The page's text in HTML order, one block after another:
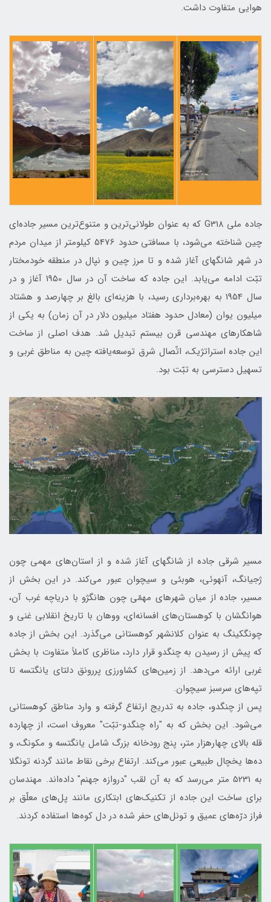
هوایی متفاوت داشت.
جاده ملی G318 که به عنوان طولانی‌ترین و متنوع‌ترین مسیر جاده‌ای
چین شناخته می‌شود، با مسافتی حدود 5476 کیلومتر از میدان مردم
در شهر شانگهای آغاز شده و تا مرز چین و نپال در منطقه خودمختار
تبّت ادامه می‌یابد. این جاده که ساخت آن در سال 1950 آغاز و در
سال 1954 به بهره‌برداری رسید، با هزینه‌ای بالغ بر چهارصد و هشتاد
میلیون یوان (معادل حدود هفتاد میلیون دلار در آن زمان) به یکی از
شاهکارهای مهندسی قرن بیستم تبدیل شد. هدف اصلی از ساخت
این جاده استراتژیک، اتّصال شرق توسعه‌یافته چین به مناطق غربی و
تسهیل دسترسی به تبّت بود.
مسیر شرقی جاده از شانگهای آغاز شده و از استان‌های مهمی چون
ژجیانگ، آنهوئی، هوبئی و سیچوان عبور می‌کند. در این بخش از
مسیر، جاده از میان شهرهای مهمّی چون هانگژو با دریاچه غرب آن،
هوانگشان با کوهستان‌های افسانه‌ای، ووهان با تاریخ انقلابی غنی و
چونگکینگ به عنوان کلانشهر کوهستانی می‌گذرد. این بخش از جاده
که پیش از رسیدن به چنگدو قرار دارد، مناظری کاملاً متفاوت با بخش
غربی ارائه می‌دهد. از زمین‌های کشاورزی پررونق دلتای یانگتسه تا
تپه‌های سرسبز سیچوان.
پس از چنگدو، جاده به تدریج ارتفاع گرفته و وارد مناطق کوهستانی
می‌شود. این بخش که به "راه چنگدو-تبّت" معروف است، از چهارده
قله بالای چهارهزار متر، پنج رودخانه بزرگ شامل یانگتسه و مکونگ، و
ده‌ها یخچال طبیعی عبور می‌کند. ارتفاع برخی نقاط مانند گردنه تونگلا
به 5231 متر می‌رسد که به آن لقب "دروازه جهنم" داده‌اند. مهندسان
برای ساخت این جاده از تکنیک‌های ابتکاری مانند پل‌های معلّق بر
فراز درّه‌های عمیق و تونل‌های حفر شده در دل کوه‌ها استفاده کردند.